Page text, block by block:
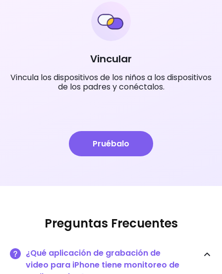
Vincular
Vincula los dispositivos de los niños a los dispositivos
de los padres y conéctalos.
Pruébalo
Preguntas Frecuentes
¿Qué aplicación de grabación de
video para iPhone tiene monitoreo de